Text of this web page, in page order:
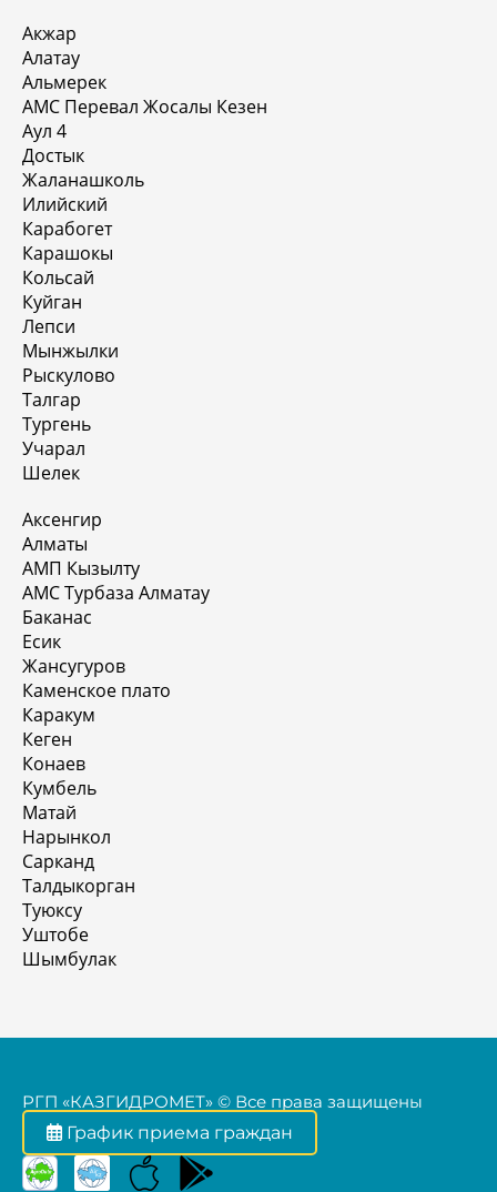
Акжар
Алатау
Альмерек
АМС Перевал Жосалы Кезен
Аул 4
Достык
Жаланашколь
Илийский
Карабогет
Карашокы
Кольсай
Куйган
Лепси
Мынжылки
Рыскулово
Талгар
Тургень
Учарал
Шелек
Аксенгир
Алматы
АМП Кызылту
АМС Турбаза Алматау
Баканас
Есик
Жансугуров
Каменское плато
Каракум
Кеген
Конаев
Кумбель
Матай
Нарынкол
Сарканд
Талдыкорган
Туюксу
Уштобе
Шымбулак
РГП «КАЗГИДРОМЕТ» © Все права защищены
График приема граждан